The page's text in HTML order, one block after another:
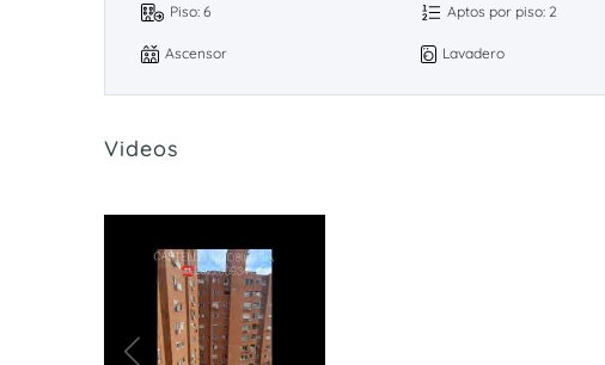
Piso: 6 Aptos por piso: 2
Ascensor Lavadero
Videos